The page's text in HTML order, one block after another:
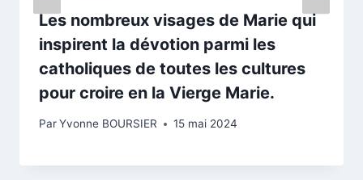
Les nombreux visages de Marie qui
inspirent la dévotion parmi les
catholiques de toutes les cultures
pour croire en la Vierge Marie.
ParYvonne BOURSIER 15 mai 2024